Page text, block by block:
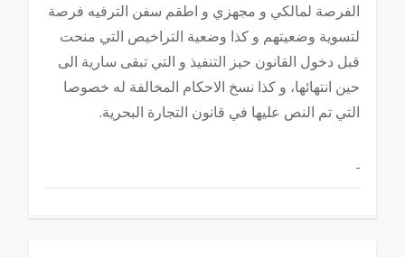
الفرصة لمالكي و مجهزي و اطقم سفن الترفيه فرصة
لتسوية وضعيتهم و كذا وضعية التراخيص التي منحت
قبل دخول القانون حيز التنفيذ و التي تبقى سارية الى
حين انتهائها، و كذا نسخ الاحكام المخالفة له خصوصا
التي تم النص عليها في قانون التجارة البحرية.